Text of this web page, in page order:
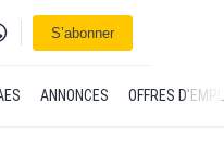
connecterS’abonner
ANNONCES OFFRES